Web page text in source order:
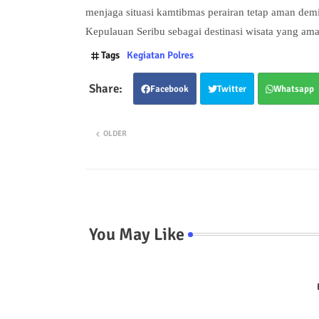
menjaga situasi kamtibmas perairan tetap aman
Kepulauan Seribu sebagai destinasi wisata yang
Tags Kegiatan Polres
Facebook Twitter Whatsapp
OLDER
You May Like